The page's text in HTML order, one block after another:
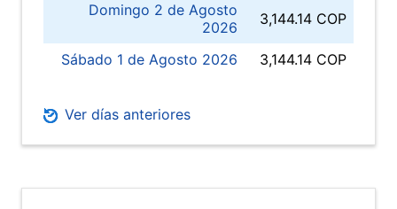
Domingo 2 de Agosto
2026
3,144.14 COP
Sábado 1 de Agosto 2026 3,144.14 COP
Ver días anteriores